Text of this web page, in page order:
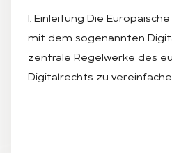
I. Einleitung Die
mit dem sogenannten
zentrale Regelwerke des
Digitalrechts zu